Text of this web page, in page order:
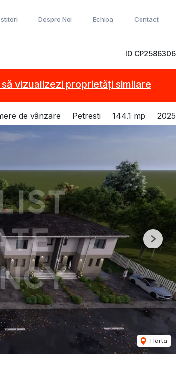
Despre Noi Echipa Contact
ID CP2586306
vizualizezi proprietăți similare
de vânzare Petresti 144.1 mp 2025
Harta
Next